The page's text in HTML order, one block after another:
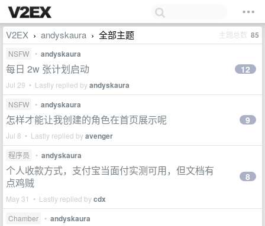
V2EX › andyskaura › 全部主题 主题总数 85
NSFW • andyskaura
每日 2w 张计划启动
Jul 29 • Lastly replied byandyskaura
12
NSFW • andyskaura
怎样才能让我创建的角色在首页展示呢
Jul 8 • Lastly replied byavenger
9
程序员 • andyskaura
个人收款方式，支付宝当面付实测可用，但文档有
点鸡贼
May 31 • Lastly replied bycdx
8
Chamber • andyskaura